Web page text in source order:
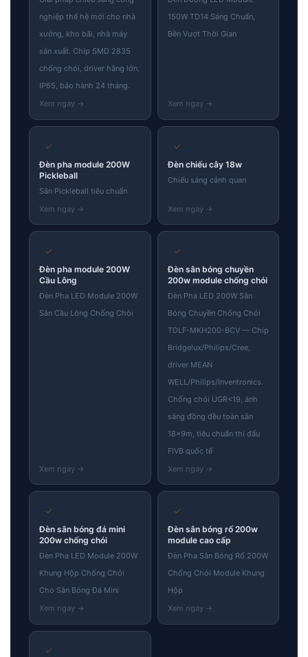
nghiệp thế hệ mới cho nhà
xưởng, kho bãi, nhà máy
sản xuất. Chip SMD 2835
chống chói, driver hãng lớn,
IP65, bảo hành 24 tháng.
150W TD14 Sáng Chuẩn,
Bền Vượt Thời Gian
✓
Đèn pha module 200W
Pickleball
Sân Pickleball tiêu chuẩn
✓
Đèn chiếu cây 18w
Chiếu sáng cảnh quan
✓
Đèn pha module 200W
Cầu Lông
Đèn Pha LED Module 200W
Sân Cầu Lông Chống Chói
✓
Đèn sân bóng chuyền
200w module chống chói
Đèn Pha LED 200W Sân
Bóng Chuyền Chống Chói
TDLF-MKH200-BCV — Chip
Bridgelux/Philips/Cree,
driver MEAN
WELL/Philips/Inventronics.
Chống chói UGR<19, ánh
sáng đồng đều toàn sân
18×9m, tiêu chuẩn thi đấu
FIVB quốc tế
✓
Đèn sân bóng đá mini
200w chống chói
Đèn Pha LED Module 200W
Khung Hộp Chống Chói
Cho Sân Bóng Đá Mini
✓
Đèn sân bóng rổ 200w
module cao cấp
Đèn Pha Sân Bóng Rổ 200W
Chống Chói Module Khung
Hộp
✓